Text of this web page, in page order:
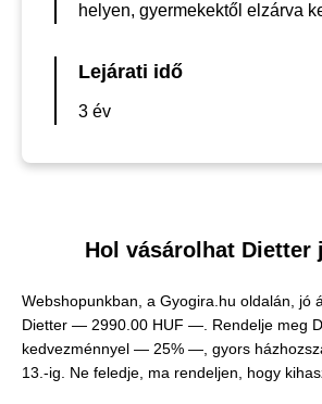
helyen, gyermekektől elzárva
Lejárati idő
3 év
Hol vásárolhat Dietter
Webshopunkban, a Gyogira.hu oldalán, jó
Dietter — 2990.00 HUF — . Rendelje meg
kedvezménnyel — 25% —, gyors
13.-ig. Ne feledje, ma rendeljen, hogy